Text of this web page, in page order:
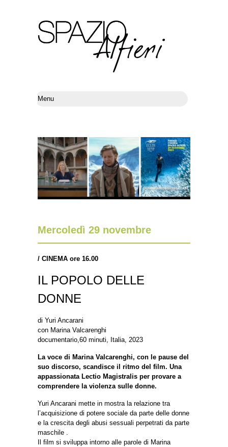
Mercoledì 29 novembre
/ CINEMA ore 16.00
IL POPOLO DELLE
DONNE
di Yuri Ancarani
con Marina Valcarenghi
documentario,60 minuti, Italia, 2023
La voce di Marina Valcarenghi, con le pause del
suo discorso, scandisce il ritmo del film. Una
appassionata Lectio Magistralis per provare a
comprendere la violenza sulle donne.
Yuri Ancarani mette in mostra la relazione tra
l’acquisizione di potere sociale da parte delle donne
e la crescita degli abusi sessuali perpetrati da parte
maschile .
Il film si sviluppa intorno alle parole di Marina